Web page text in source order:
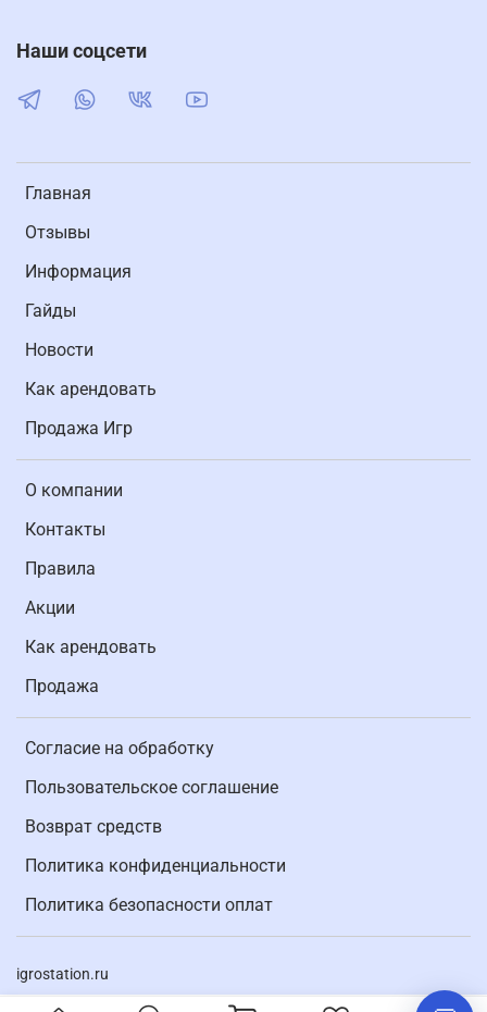
Главная
Отзывы
Информация
Гайды
Новости
Как арендовать
Продажа Игр
О компании
Контакты
Правила
Акции
Как арендовать
Продажа
Согласие на обработку
Пользовательское соглашение
Возврат средств
Политика конфиденциальности
Политика безопасности оплат
Наши соцсети
igrostation.ru